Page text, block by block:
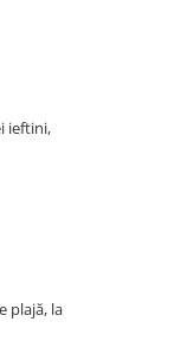
ieftini,
plajă, la